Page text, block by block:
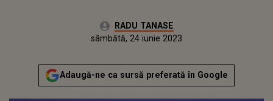
Autor:RADU TANASE
Actualizat:
sâmbătă, 24 iunie 2023
Adaugă-ne ca sursă preferată în Google